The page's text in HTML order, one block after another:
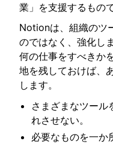
業」を支援するもので
Notionは、組織のツ
のではなく、強化し
何の仕事をすべきか
地を残しておけば、
します。
さまざまなツール
れさせない。
必要なものを一か